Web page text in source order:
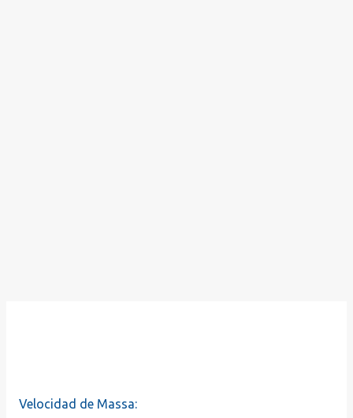
Velocidad de Massa: